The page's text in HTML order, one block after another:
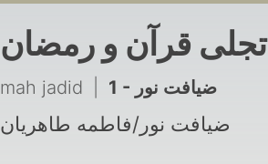
تجلی قرآن و رمضان
mah jadid 1 - ضیافت نور
ضیافت نور/فاطمه طاهریان